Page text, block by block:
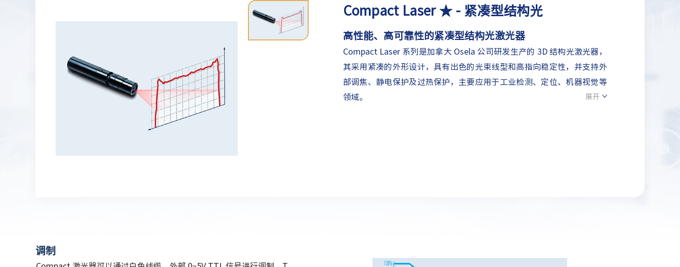
Compact Laser ★ - 紧凑型结构光
高性能、高可靠性的紧凑型结构光激光器
Compact Laser 系列是加拿大 Osela 公司研发生产的 3D 结构光激光器，
其采用紧凑的外形设计，具有出色的光束线型和高指向稳定性，并支持外
部调焦、静电保护及过热保护，主要应用于工业检测、定位、机器视觉等
领域。
展开
调制